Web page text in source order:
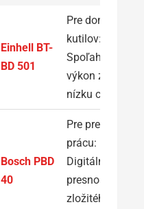
Einhell BT-
BD 501
Pre domácich
kutilov:
Spoľahlivý
výkon za
nízku cenu
Bosch PBD
40
Pre presnú
prácu:
Digitálna
presnosť bez
zložitého